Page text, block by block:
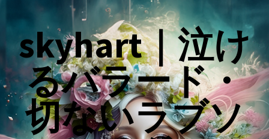
contentskyhart｜泣け
るバラード・
切ないラブソ